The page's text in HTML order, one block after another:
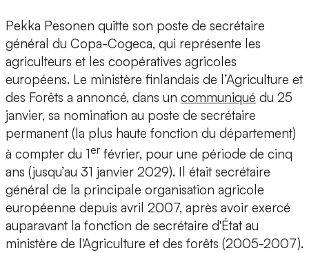
Pekka Pesonen quitte son poste de secrétaire
général du Copa-Cogeca, qui représente les
agriculteurs et les coopératives agricoles
européens. Le ministère finlandais de l’Agriculture et
des Forêts a annoncé, dans un communiqué du 25
janvier, sa nomination au poste de secrétaire
permanent (la plus haute fonction du département)
à compter du 1er février, pour une période de cinq
ans (jusqu’au 31 janvier 2029). Il était secrétaire
général de la principale organisation agricole
européenne depuis avril 2007, après avoir exercé
auparavant la fonction de secrétaire d'État au
ministère de l'Agriculture et des forêts (2005-2007).